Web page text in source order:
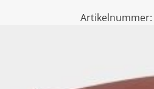
Artikelnummer: